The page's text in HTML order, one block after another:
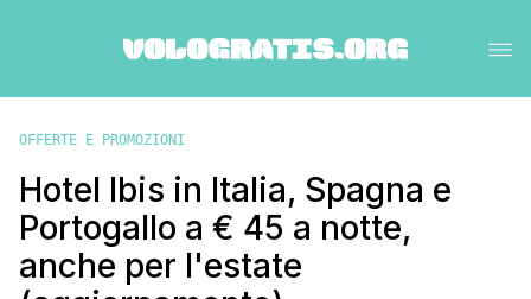
OFFERTE E PROMOZIONI
Hotel Ibis in Italia, Spagna e
Portogallo a € 45 a notte,
anche per l'estate